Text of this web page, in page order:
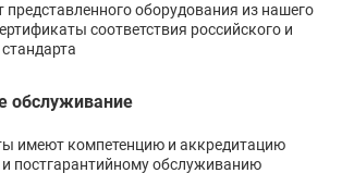
представленного оборудования из нашего
соответствия российского и
обслуживание
имеют компетенцию и аккредитацию
постгарантийному обслуживанию